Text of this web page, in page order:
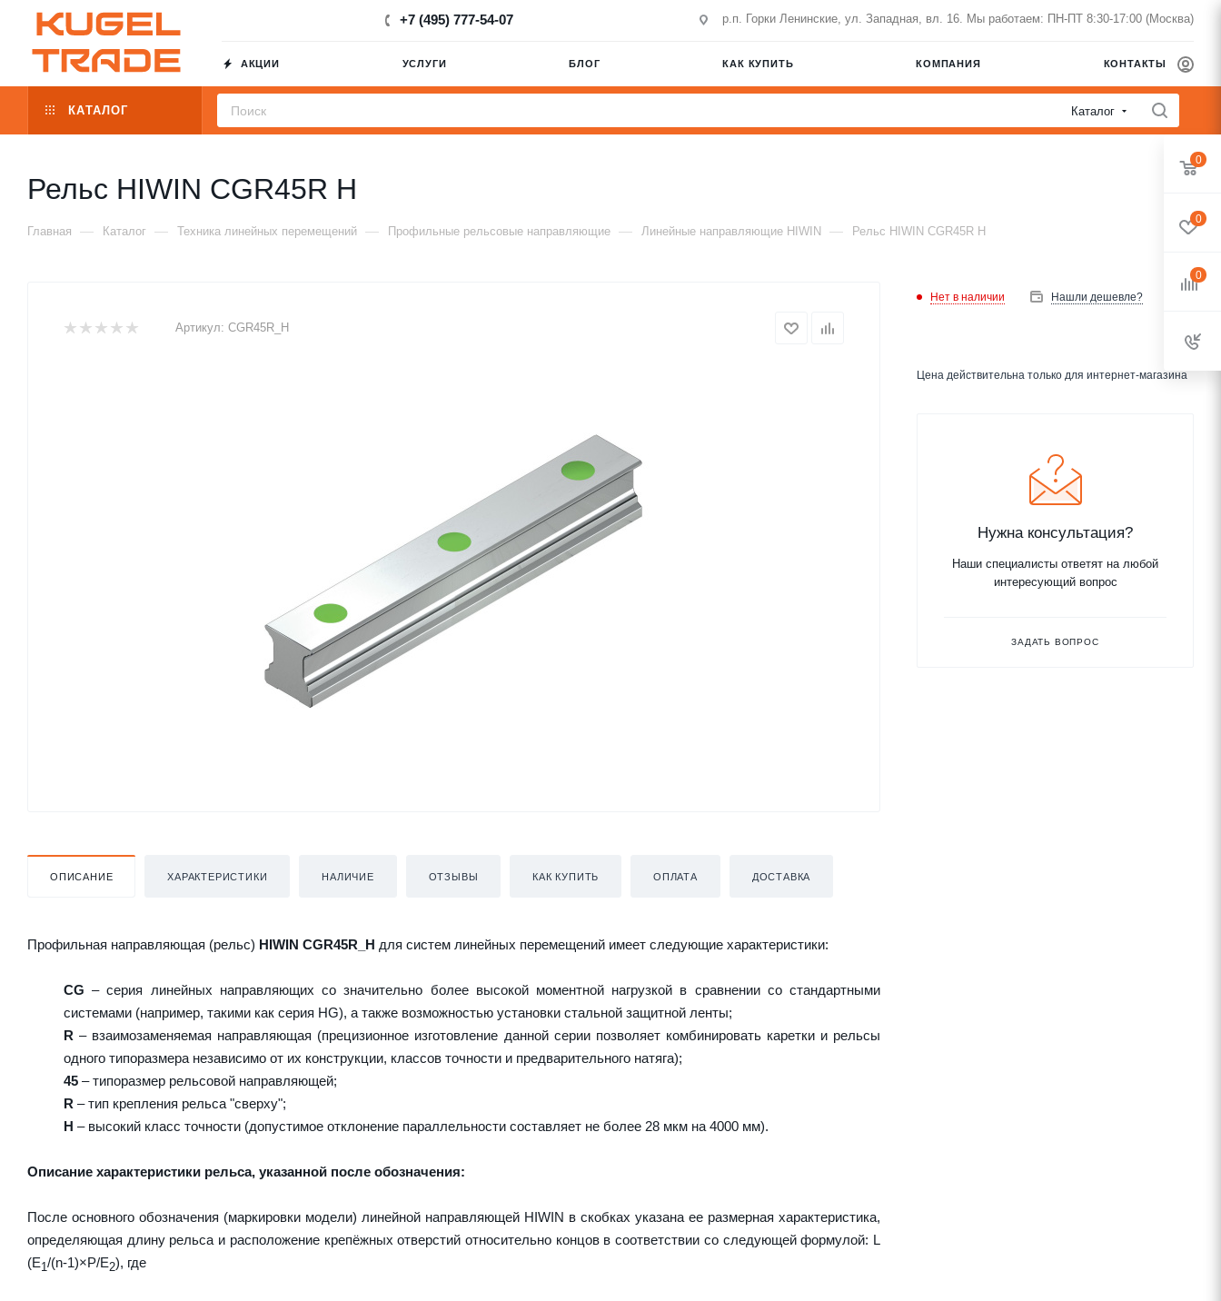
+7 (495) 777-54-07 р.п. Горки Ленинские, ул. Западная, вл. 16. Мы работаем: ПН-ПТ 8:30-17:00 (Москва)
АКЦИИ УСЛУГИ БЛОГ КАК КУПИТЬ КОМПАНИЯ КОНТАКТЫ
КАТАЛОГ Каталог
Рельс HIWIN CGR45R H
Главная — Каталог — Техника линейных перемещений — Профильные рельсовые направляющие — Линейные направляющие HIWIN — Рельс HIWIN CGR45R H
Артикул: CGR45R_H
ОПИСАНИЕ ХАРАКТЕРИСТИКИ НАЛИЧИЕ ОТЗЫВЫ КАК КУПИТЬ ОПЛАТА ДОСТАВКА
Профильная направляющая (рельс) HIWIN CGR45R_H для систем линейных перемещений имеет следующие характеристики:
CG – серия линейных направляющих со значительно более высокой моментной нагрузкой в сравнении со стандартными
системами (например, такими как серия HG), а также возможностью установки стальной защитной ленты;
R – взаимозаменяемая направляющая (прецизионное изготовление данной серии позволяет комбинировать каретки и рельсы
одного типоразмера независимо от их конструкции, классов точности и предварительного натяга);
45 – типоразмер рельсовой направляющей;
R – тип крепления рельса "сверху";
H – высокий класс точности (допустимое отклонение параллельности составляет не более 28 мкм на 4000 мм).
Описание характеристики рельса, указанной после обозначения:
После основного обозначения (маркировки модели) линейной направляющей HIWIN в скобках указана ее размерная характеристика,
определяющая длину рельса и расположение крепёжных отверстий относительно концов в соответствии со следующей формулой: L
(E1/(n-1)×P/E2), где
Нет в наличии Нашли дешевле?
Цена действительна только для интернет-магазина
Нужна консультация?
Наши специалисты ответят на любой
интересующий вопрос
ЗАДАТЬ ВОПРОС
0
0
0